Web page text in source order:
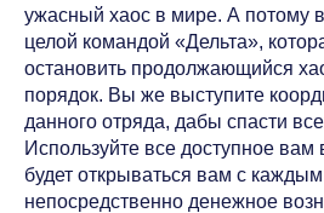
ужасный хаос в мире. А потому
целой командой «Дельта»,
остановить продолжающийся
порядок. Вы же выступите
данного отряда, дабы спасти
Используйте все доступное вам
будет открываться вам с
непосредственно денежное